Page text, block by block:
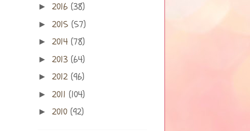
► 2016 (38)
► 2015 (57)
► 2014 (78)
► 2013 (64)
► 2012 (96)
► 2011 (104)
► 2010 (92)